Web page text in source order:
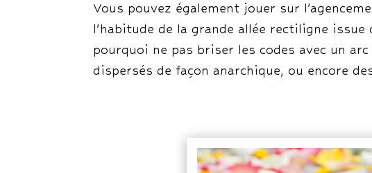
Vous pouvez également jouer sur
l’habitude de la grande allée rectiligne
pourquoi ne pas briser les codes avec un
dispersés de façon anarchique, ou encore